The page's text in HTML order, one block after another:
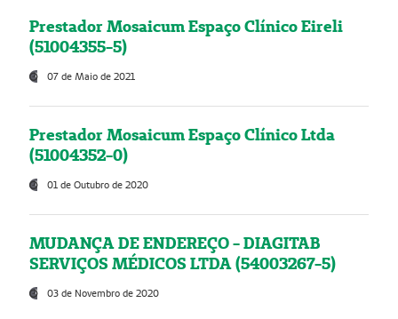
Prestador Mosaicum Espaço Clínico Eireli
(51004355-5)
07 de Maio de 2021
Prestador Mosaicum Espaço Clínico Ltda
(51004352-0)
01 de Outubro de 2020
MUDANÇA DE ENDEREÇO - DIAGITAB
SERVIÇOS MÉDICOS LTDA (54003267-5)
03 de Novembro de 2020